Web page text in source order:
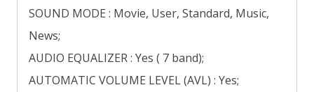
SOUND MODE : Movie, User, Standard, Music,
News;
AUDIO EQUALIZER : Yes ( 7 band);
AUTOMATIC VOLUME LEVEL (AVL) : Yes;